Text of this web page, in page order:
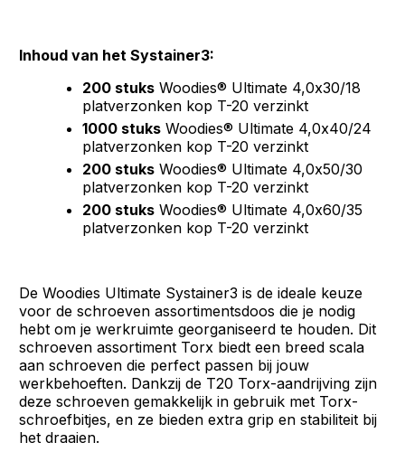
Inhoud van het Systainer3:
200 stuks Woodies® Ultimate 4,0x30/18
platverzonken kop T-20 verzinkt
1000 stuks Woodies® Ultimate 4,0x40/24
platverzonken kop T-20 verzinkt
200 stuks Woodies® Ultimate 4,0x50/30
platverzonken kop T-20 verzinkt
200 stuks Woodies® Ultimate 4,0x60/35
platverzonken kop T-20 verzinkt
De Woodies Ultimate Systainer3 is de ideale keuze
voor de schroeven assortimentsdoos die je nodig
hebt om je werkruimte georganiseerd te houden. Dit
schroeven assortiment Torx biedt een breed scala
aan schroeven die perfect passen bij jouw
werkbehoeften. Dankzij de T20 Torx-aandrijving zijn
deze schroeven gemakkelijk in gebruik met Torx-
schroefbitjes, en ze bieden extra grip en stabiliteit bij
het draaien.